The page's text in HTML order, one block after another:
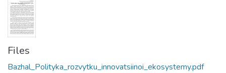
Files
Bazhal_Polityka_rozvytku_innovatsiinoi_ekosystemy.pdf